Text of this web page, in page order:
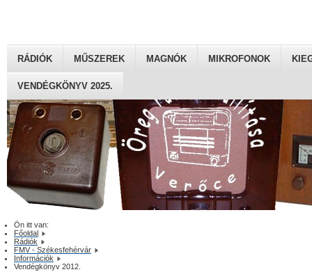
RÁDIÓK MŰSZEREK MAGNÓK MIKROFONOK
VENDÉGKÖNYV 2025.
Ön itt van:
Főoldal
Rádiók
FMV - Székesfehérvár
Információk
Vendégkönyv 2012.